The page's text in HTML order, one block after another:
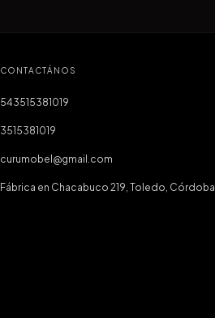
CONTACTÁNOS
543515381019
3515381019
curumobel@gmail.com
Fábrica en Chacabuco 219, Toledo, Córdoba